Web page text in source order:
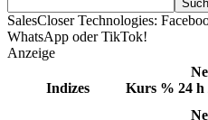
SalesCloser Technologies:
WhatsApp oder TikTok!
Anzeige
Indizes Kurs % 24 h